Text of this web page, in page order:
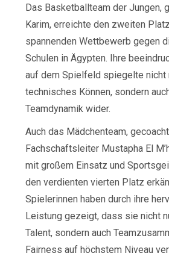
Das Basketballteam der Jungen,
Karim, erreichte den zweiten
spannenden Wettbewerb gegen
Schulen in Ägypten. Ihre
auf dem Spielfeld spiegelte nicht
technisches Können, sondern
Teamdynamik wider.
Auch das Mädchenteam,
Fachschaftsleiter Mustapha El
mit großem Einsatz und
den verdienten vierten Platz
Spielerinnen haben durch ihre
Leistung gezeigt, dass sie nicht
Talent, sondern auch
Fairness auf höchstem Niveau